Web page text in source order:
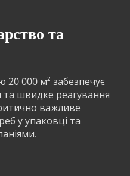
та
000 м² забезпечує
та швидке реагування
важливе
у упаковці та